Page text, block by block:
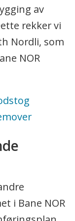
av
rekker vi
Nordli, som
NOR
i Bane NOR